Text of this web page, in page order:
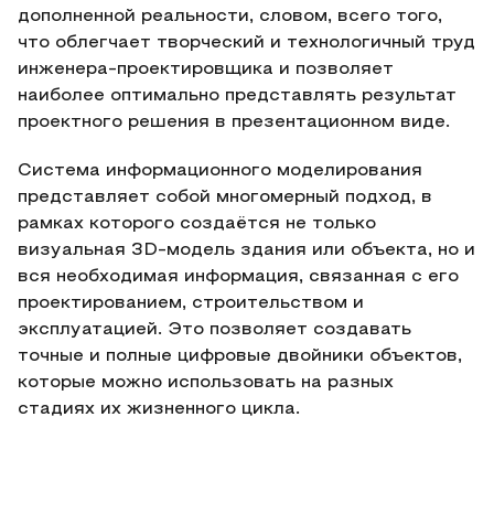
дополненной реальности, словом, всего того,
что облегчает творческий и технологичный труд
инженера-проектировщика и позволяет
наиболее оптимально представлять результат
проектного решения в презентационном виде.
Система информационного моделирования
представляет собой многомерный подход, в
рамках которого создаётся не только
визуальная 3D-модель здания или объекта, но и
вся необходимая информация, связанная с его
проектированием, строительством и
эксплуатацией. Это позволяет создавать
точные и полные цифровые двойники объектов,
которые можно использовать на разных
стадиях их жизненного цикла.